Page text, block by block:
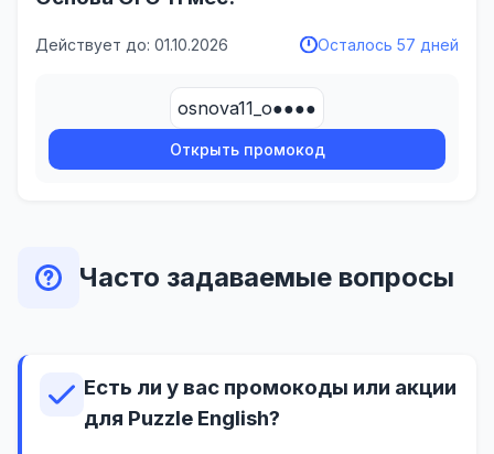
Действует до: 01.10.2026 Осталось 57 дней
osnova11_o●●●●
Открыть промокод
Часто задаваемые вопросы
Есть ли у вас промокоды или акции
для Puzzle English?